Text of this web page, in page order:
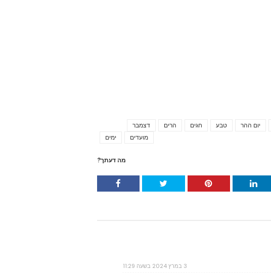
דצמבר הרים חגים טבע יום ההר
ימים
מועדים
מה דעתך?
3 במרץ 2024 בשעה 11:29